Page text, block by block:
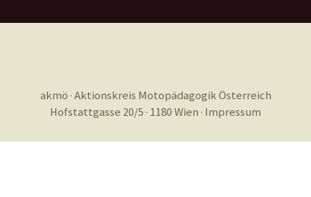
akmö · Aktionskreis Motopädagogik Österreich
Hofstattgasse 20/5 · 1180 Wien · Impressum